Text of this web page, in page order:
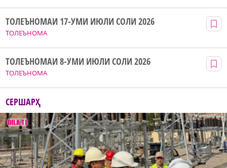
ТОЛЕЪНОМА
ТОЛЕЪНОМАИ 17-УМИ ИЮЛИ СОЛИ 2026
ТОЛЕЪНОМА
ТОЛЕЪНОМАИ 8-УМИ ИЮЛИ СОЛИ 2026
СЕРШАРҲ